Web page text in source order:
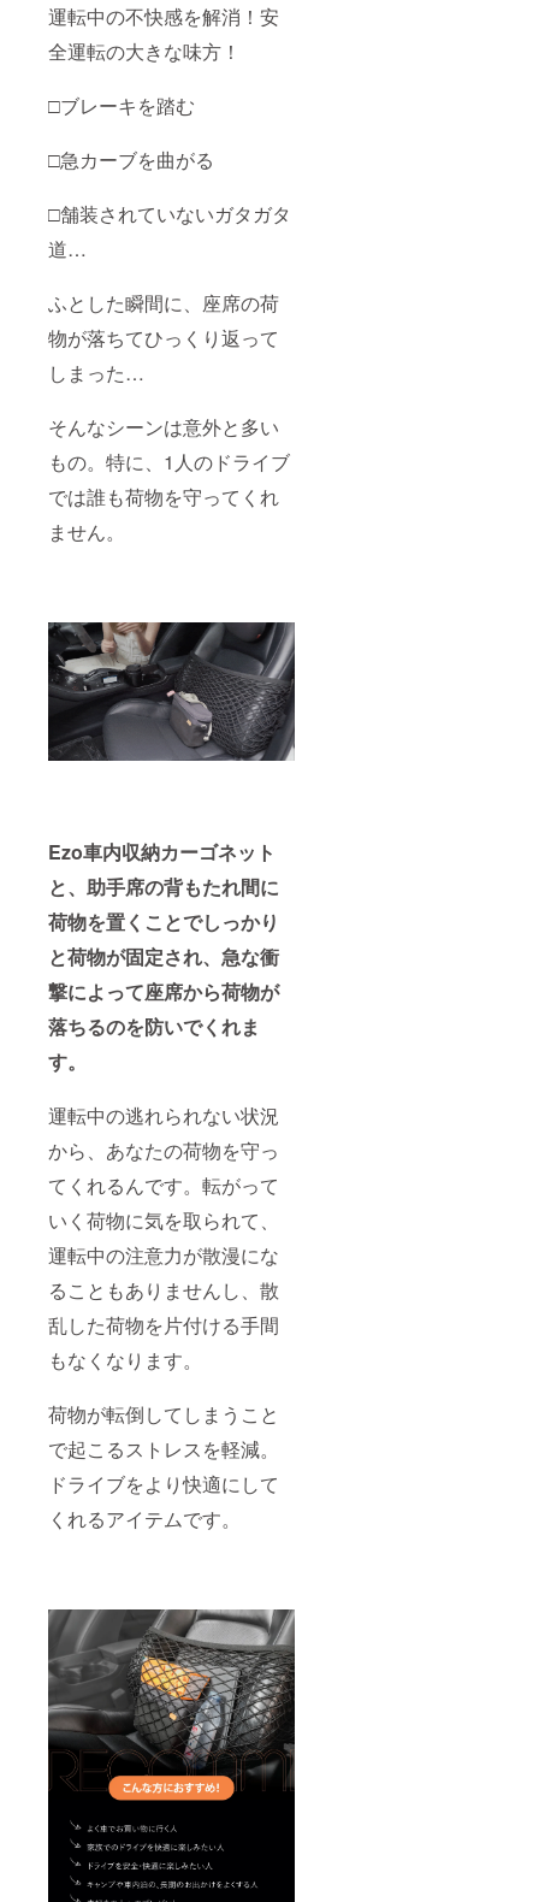
運転中の不快感を解消！安
全運転の大きな味方！
□ブレーキを踏む
□急カーブを曲がる
□舗装されていないガタガタ
道…
ふとした瞬間に、座席の荷
物が落ちてひっくり返って
しまった…
そんなシーンは意外と多い
もの。特に、1人のドライブ
では誰も荷物を守ってくれ
ません。
Ezo車内収納カーゴネット
と、助手席の背もたれ間に
荷物を置くことでしっかり
と荷物が固定され、急な衝
撃によって座席から荷物が
落ちるのを防いでくれま
す。
運転中の逃れられない状況
から、あなたの荷物を守っ
てくれるんです。転がって
いく荷物に気を取られて、
運転中の注意力が散漫にな
ることもありませんし、散
乱した荷物を片付ける手間
もなくなります。
荷物が転倒してしまうこと
で起こるストレスを軽減。
ドライブをより快適にして
くれるアイテムです。